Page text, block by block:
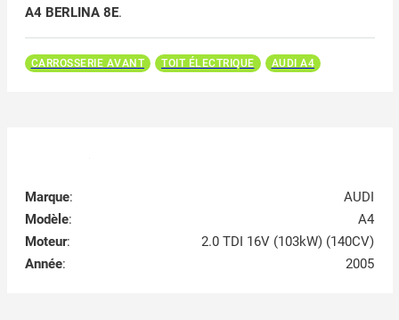
A4 BERLINA 8E.
CARROSSERIE AVANT TOIT ÉLECTRIQUE AUDI A4
Marque:
AUDI
Modèle:
A4
Moteur:
2.0 TDI 16V (103kW) (140CV)
Année: 2005